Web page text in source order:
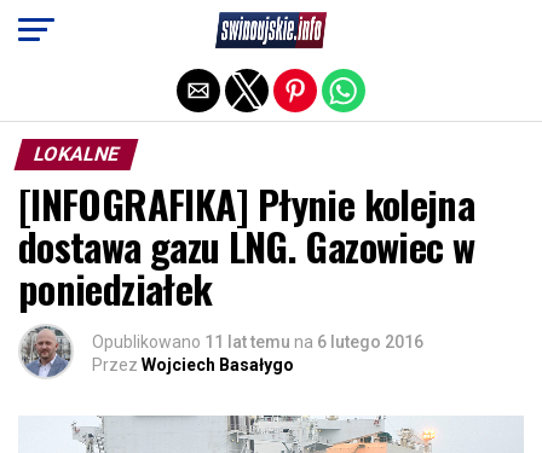
LOKALNE
[INFOGRAFIKA] Płynie kolejna
dostawa gazu LNG. Gazowiec w
poniedziałek
Opublikowano 11 lat temu na 6 lutego 2016
Przez Wojciech Basałygo
Exit mobile version